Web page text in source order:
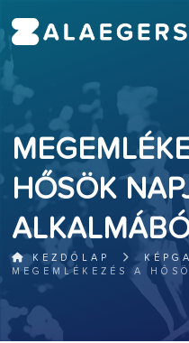
HŐSÖK
KEZDŐLAP
MEGEMLÉKEZÉS A